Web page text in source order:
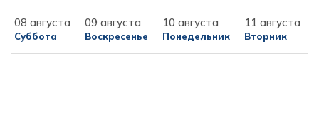
08 августа
Суббота
09 августа
Воскресенье
10 августа
Понедельник
11 августа
Вторник